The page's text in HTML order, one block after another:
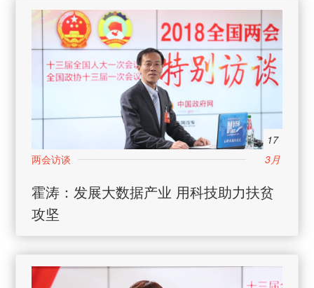
17
3月
霍涛：发展大数据产业 用科技助力扶贫
攻坚